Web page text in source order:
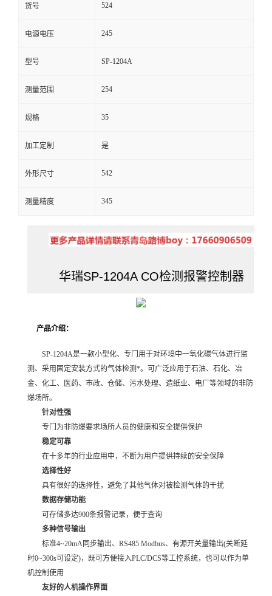
货号 524
电源电压 245
型号 SP-1204A
测量范围 254
规格 35
加工定制 是
外形尺寸 542
测量精度 345
华瑞SP-1204A CO检测报警控制器
产品介绍：
SP-1204A是一款小型化、专门用于对环境中一氧化碳气体进行监
测、采用固定安装方式的气体检测*。可广泛应用于石油、石化、冶
金、化工、医药、市政、仓储、污水处理、造纸业、电厂等领域的非防
爆场所。
针对性强
专门为非防爆要求场所人员的健康和安全提供保护
稳定可靠
在十多年的行业应用中，不断为用户提供持续的安全保障
选择性好
具有很好的选择性，避免了其他气体对被检测气体的干扰
数据存储功能
可存储多达900条报警记录，便于查询
多种信号输出
标准4~20mA同步输出、RS485 Modbus、有源开关量输出(关断延
时0~300s可设定)，既可方便接入PLC/DCS等工控系统，也可以作为单
机控制使用
友好的人机操作界面